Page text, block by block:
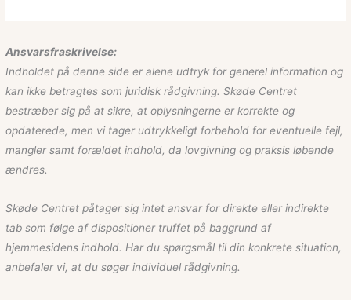
Ansvarsfraskrivelse:
Indholdet på denne side er alene udtryk for generel information og
kan ikke betragtes som juridisk rådgivning. Skøde Centret
bestræber sig på at sikre, at oplysningerne er korrekte og
opdaterede, men vi tager udtrykkeligt forbehold for eventuelle fejl,
mangler samt forældet indhold, da lovgivning og praksis løbende
ændres.
Skøde Centret påtager sig intet ansvar for direkte eller indirekte
tab som følge af dispositioner truffet på baggrund af
hjemmesidens indhold. Har du spørgsmål til din konkrete situation,
anbefaler vi, at du søger individuel rådgivning.